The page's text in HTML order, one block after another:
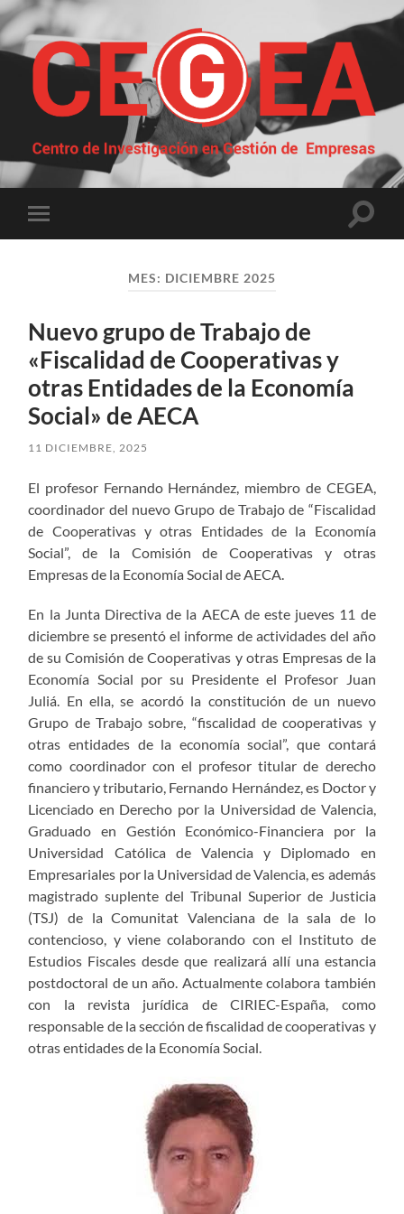
Centro
de
Investigación
Empresas
Alternar
el
MES: DICIEMBRE 2025
Nuevo grupo de Trabajo de
«Fiscalidad de Cooperativas y
otras Entidades de la Economía
Social» de AECA
11 DICIEMBRE, 2025
El profesor Fernando Hernández, miembro de CEGEA,
coordinador del nuevo Grupo de Trabajo de “Fiscalidad
de Cooperativas y otras Entidades de la Economía
Social”, de la Comisión de Cooperativas y otras
Empresas de la Economía Social de AECA.
En la Junta Directiva de la AECA de este jueves 11 de
diciembre se presentó el informe de actividades del año
de su Comisión de Cooperativas y otras Empresas de la
Economía Social por su Presidente el Profesor Juan
Juliá. En ella, se acordó la constitución de un nuevo
Grupo de Trabajo sobre, “fiscalidad de cooperativas y
otras entidades de la economía social”, que contará
como coordinador con el profesor titular de derecho
financiero y tributario, Fernando Hernández, es Doctor y
Licenciado en Derecho por la Universidad de Valencia,
Graduado en Gestión Económico-Financiera por la
Universidad Católica de Valencia y Diplomado en
Empresariales por la Universidad de Valencia, es además
magistrado suplente del Tribunal Superior de Justicia
(TSJ) de la Comunitat Valenciana de la sala de lo
contencioso, y viene colaborando con el Instituto de
Estudios Fiscales desde que realizará allí una estancia
postdoctoral de un año. Actualmente colabora también
con la revista jurídica de CIRIEC-España, como
responsable de la sección de fiscalidad de cooperativas y
otras entidades de la Economía Social.